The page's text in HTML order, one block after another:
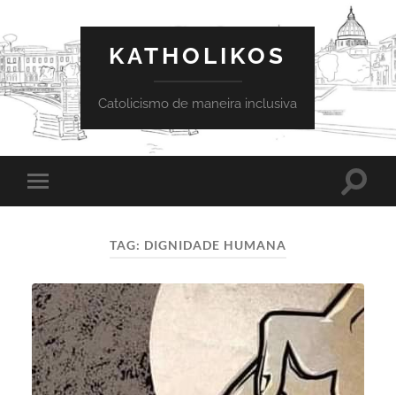
KATHOLIKOS
Catolicismo de maneira inclusiva
Toggle
mobile
Toggle
TAG: DIGNIDADE HUMANA